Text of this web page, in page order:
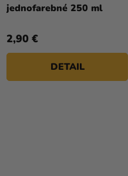
jednofarebné 250 ml
2,90 €
DETAIL